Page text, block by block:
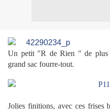
Un petit "R de Rien " de plus
grand sac fourre-tout.
Jolies finitions, avec ces frises